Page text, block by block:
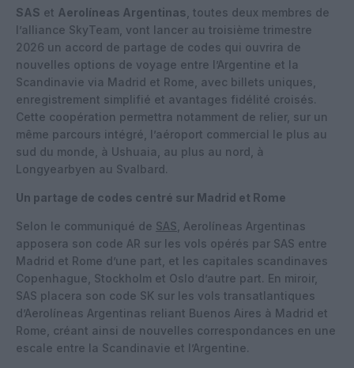
SAS et Aerolíneas Argentinas , toutes deux membres de
l’alliance SkyTeam, vont lancer au troisième trimestre
2026 un accord de partage de codes qui ouvrira de
nouvelles options de voyage entre l’Argentine et la
Scandinavie via Madrid et Rome, avec billets uniques,
enregistrement simplifié et avantages fidélité croisés.
Cette coopération permettra notamment de relier, sur un
même parcours intégré, l’aéroport commercial le plus au
sud du monde, à Ushuaia, au plus au nord, à
Longyearbyen au Svalbard.
Un partage de codes centré sur Madrid et Rome
Selon le communiqué de SAS , Aerolíneas Argentinas
apposera son code AR sur les vols opérés par SAS entre
Madrid et Rome d’une part, et les capitales scandinaves
Copenhague, Stockholm et Oslo d’autre part. En miroir,
SAS placera son code SK sur les vols transatlantiques
d’Aerolíneas Argentinas reliant Buenos Aires à Madrid et
Rome, créant ainsi de nouvelles correspondances en une
escale entre la Scandinavie et l’Argentine.